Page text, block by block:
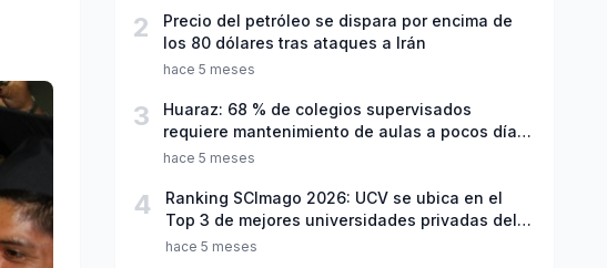
2
Precio del petróleo se dispara por encima de
los 80 dólares tras ataques a Irán
hace 5 meses
3
Huaraz: 68 % de colegios supervisados
requiere mantenimiento de aulas a pocos días
de inicio del año escolar 2026
hace 5 meses
4
Ranking SCImago 2026: UCV se ubica en el
Top 3 de mejores universidades privadas del
Perú
hace 5 meses